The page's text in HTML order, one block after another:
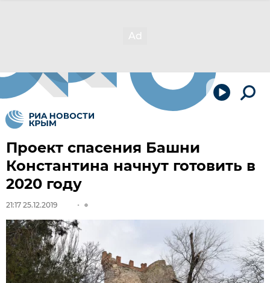
Проект спасения Башни
Константина начнут готовить в
2020 году
21:17 25.12.2019